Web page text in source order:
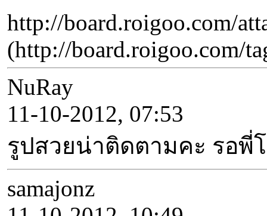
http://board.roigoo.com/
(http://board.roigoo.com/
NuRay
11-10-2012, 07:53
รูปสวยน่าติดตามคะ รอพี่
samajonz